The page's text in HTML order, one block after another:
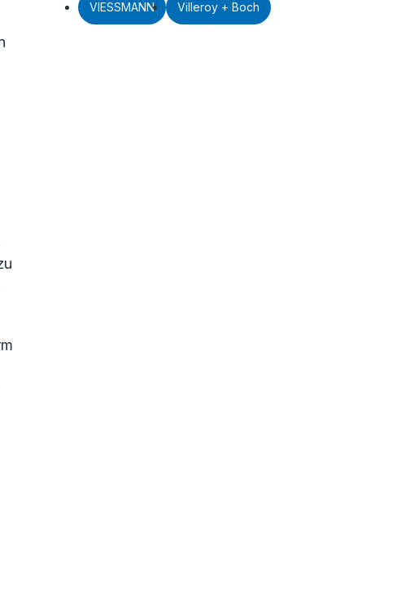
VIESSMANN Villeroy + Boch